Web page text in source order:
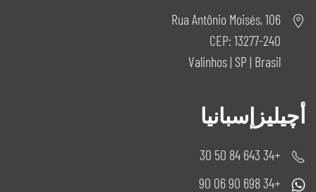
Rua Antônio Moisés, 106
CEP: 13277-240
Valinhos | SP | Brasil
أچيليزإسبانيا
+34 643 84 50 30
+34 698 90 06 90